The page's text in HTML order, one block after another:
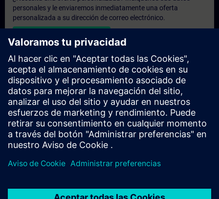
personales y le enviaremos inmediatamente una oferta
personalizada a su dirección de correo electrónico.
Enviar una oferta personal
Solicitar presupuesto exclusivo
¿Necesita una formación más especializada y busca un
presupuesto para una formación exclusiva, ya sea presencial,
virtual o en un centro de formación SITRAIN? Tras facilitarnos
sus datos personales y sus necesidades formativas, le
enviaremos un presupuesto personalizado.
Solicitar presupuesto exclusivo